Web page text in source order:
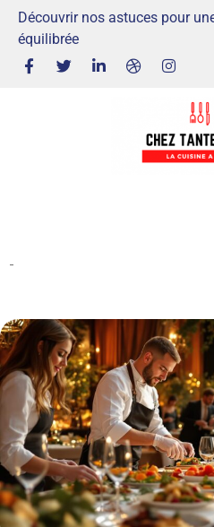
Découvrir nos astuces pour
équilibrée
-